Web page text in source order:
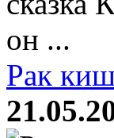
он ...
Рак